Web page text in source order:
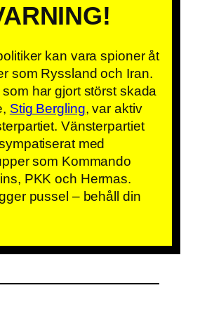
kan vara spioner åt
som Ryssland och Iran.
har gjort störst skada
Stig Bergling, var aktiv
Vänsterpartiet
med
som Kommando
PKK och Hermas.
pussel – behåll din